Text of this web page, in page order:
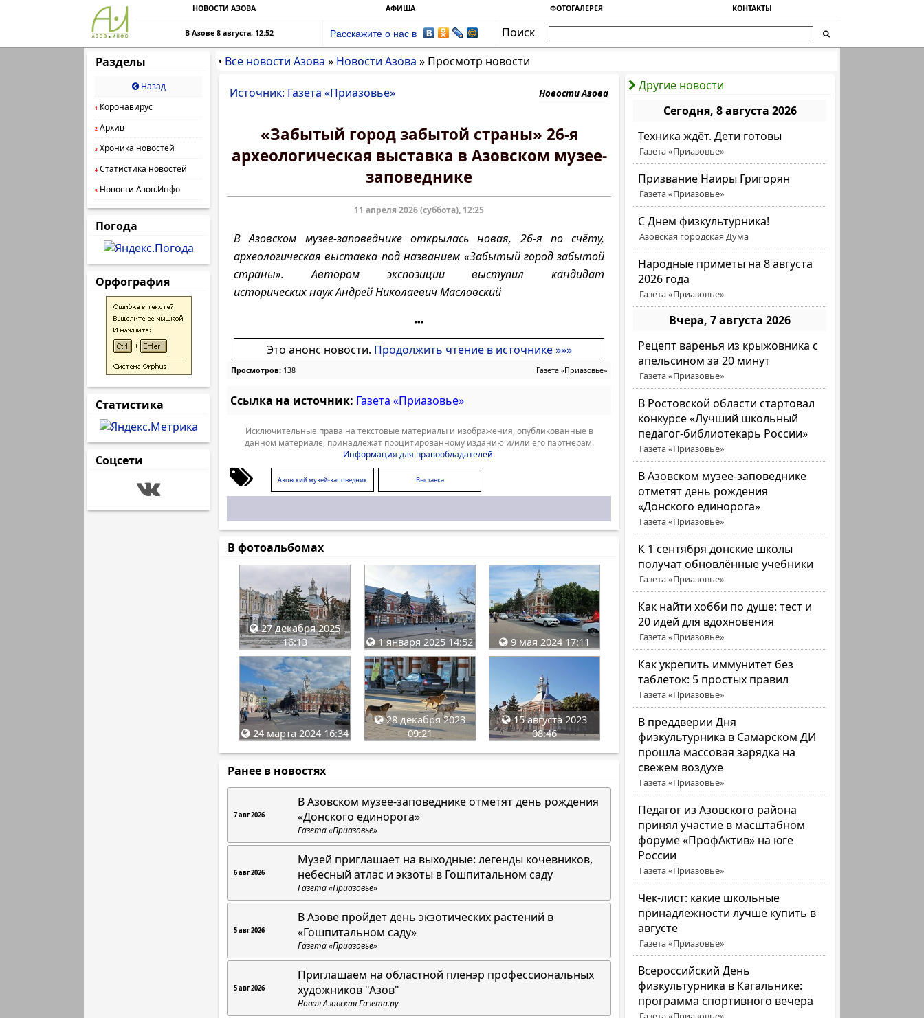
НОВОСТИ АЗОВА АФИША ФОТОГАЛЕРЕЯ КОНТАКТЫ
В Азове 8 августа, 12:52 Расскажите о нас в
Поиск
Разделы
Назад
1 Коронавирус
2 Архив
3 Хроника новостей
4 Статистика новостей
5 Новости Азов.Инфо
Погода
Орфография
Статистика
Соцсети
• Все новости Азова » Новости Азова » Просмотр новости
Другие новости
Сегодня, 8 августа 2026
Техника ждёт. Дети готовы
Газета «Приазовье»
Призвание Наиры Григорян
Газета «Приазовье»
C Днем физкультурника!
Азовская городская Дума
Народные приметы на 8 августа
2026 года
Газета «Приазовье»
Вчера, 7 августа 2026
Рецепт варенья из крыжовника с
апельсином за 20 минут
Газета «Приазовье»
В Ростовской области стартовал
конкурсе «Лучший школьный
педагог-библиотекарь России»
Газета «Приазовье»
В Азовском музее-заповеднике
отметят день рождения
«Донского единорога»
Газета «Приазовье»
К 1 сентября донские школы
получат обновлённые учебники
Газета «Приазовье»
Как найти хобби по душе: тест и
20 идей для вдохновения
Газета «Приазовье»
Как укрепить иммунитет без
таблеток: 5 простых правил
Газета «Приазовье»
В преддверии Дня
физкультурника в Самарском ДИ
прошла массовая зарядка на
свежем воздухе
Газета «Приазовье»
Педагог из Азовского района
принял участие в масштабном
форуме «ПрофАктив» на юге
России
Газета «Приазовье»
Чек-лист: какие школьные
принадлежности лучше купить в
августе
Газета «Приазовье»
Всероссийский День
физкультурника в Кагальнике:
программа спортивного вечера
Источник: Газета «Приазовье» Новости Азова
«Забытый город забытой страны» 26-я
археологическая выставка в Азовском музее-
заповеднике
11 апреля 2026 (суббота), 12:25
В Азовском музее-заповеднике открылась новая, 26-я по счёту,
археологическая выставка под названием «Забытый город забытой
страны». Автором экспозиции выступил кандидат
исторических наук Андрей Николаевич Масловский
Это анонс новости. Продолжить чтение в источнике »»»
Просмотров: 138 Газета «Приазовье»
Ссылка на источник: Газета «Приазовье»
Исключительные права на текстовые материалы и изображения, опубликованные в
данном материале, принадлежат процитированному изданию и/или его партнерам.
Информация для правообладателей.
Азовский музей-заповедник Выставка
В фотоальбомах
27 декабря 2025
16:13
1 января 2025 14:52 9 мая 2024 17:11
24 марта 2024 16:34
28 декабря 2023
09:21
15 августа 2023
08:46
Ранее в новостях
7 авг 2026
В Азовском музее-заповеднике отметят день рождения
«Донского единорога»
Газета «Приазовье»
6 авг 2026
Музей приглашает на выходные: легенды кочевников,
небесный атлас и экзоты в Гошпитальном саду
Газета «Приазовье»
5 авг 2026
В Азове пройдет день экзотических растений в
«Гошпитальном саду»
Газета «Приазовье»
5 авг 2026
Приглашаем на областной пленэр профессиональных
художников "Азов"
Новая Азовская Газета.ру